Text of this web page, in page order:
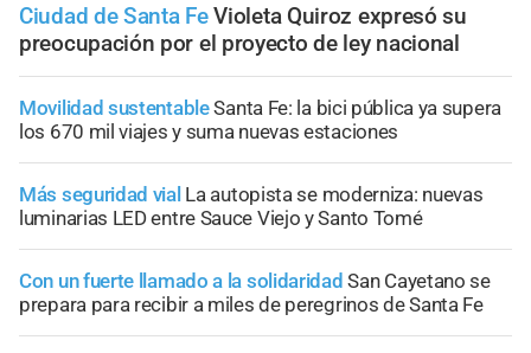
Ciudad de Santa Fe Violeta Quiroz expresó su
preocupación por el proyecto de ley nacional
Movilidad sustentableSanta Fe: la bici pública ya supera
los 670 mil viajes y suma nuevas estaciones
Más seguridad vial La autopista se moderniza: nuevas
luminarias LED entre Sauce Viejo y Santo Tomé
Con un fuerte llamado a la solidaridad San Cayetano se
prepara para recibir a miles de peregrinos de Santa Fe